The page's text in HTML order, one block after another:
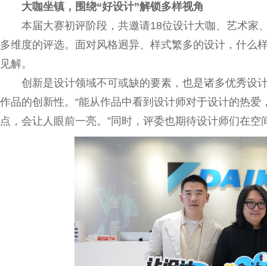
大咖坐镇，围绕“好设计”解锁多样视角
本届大赛初评阶段，共邀请18位设计大咖、艺术家
多维度的评选。面对风格迥异、样式繁多的设计，什么
见解。
创新是设计领域不可或缺的要素，也是诸多优秀设
作品的创新性。“能从作品中看到设计师对于设计的热
点，会让人眼前一亮。”同时，评委也期待设计师们在